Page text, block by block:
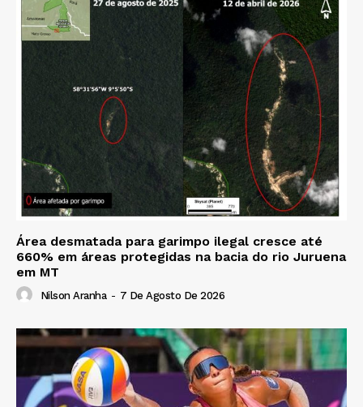
Área desmatada para garimpo ilegal cresce até
660% em áreas protegidas na bacia do rio Juruena
em MT
Nilson Aranha - 7 De Agosto De 2026